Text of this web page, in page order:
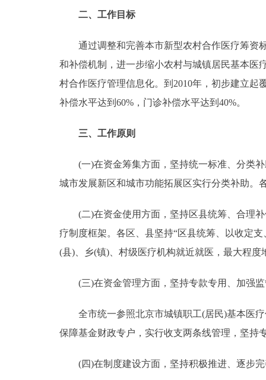
ESPAÑOL
ITALIANO
二、工作目标
通过调整和完善本市新型农村合作医疗筹资标
和补偿机制，进一步缩小农村与城镇居民基本医
村合作医疗管理信息化。到2010年，初步建立
补偿水平达到60%，门诊补偿水平达到40%。
三、工作原则
(一)在资金筹集方面，坚持统一标准、分类补
城市发展新区和城市功能拓展区实行分类补助。
(二)在资金使用方面，坚持区县统筹、合理补
疗制度框架。各区、县坚持“区县统筹、以收定
(县)、乡(镇)、村级医疗机构就近就医，最大程度
(三)在资金管理方面，坚持专款专用、加强监
全市统一参照北京市城镇职工(居民)基本医疗
保障基金财政专户，实行收支两条线管理，坚持
(四)在制度建设方面，坚持积极推进、逐步完